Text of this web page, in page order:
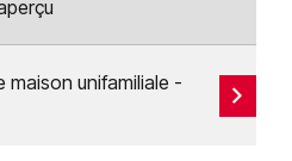
maison unifamiliale -